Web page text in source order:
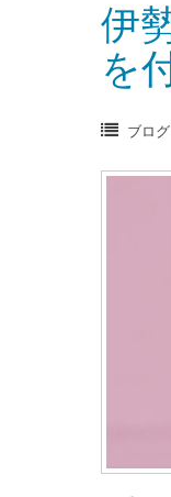
伊
を
ブログ